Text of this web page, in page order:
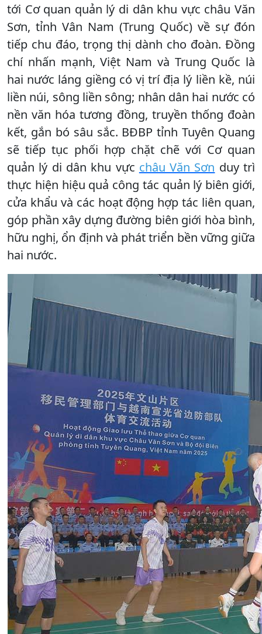
tới Cơ quan quản lý di dân khu vực châu Văn
Sơn, tỉnh Vân Nam (Trung Quốc) về sự đón
tiếp chu đáo, trọng thị dành cho đoàn. Đồng
chí nhấn mạnh, Việt Nam và Trung Quốc là
hai nước láng giềng có vị trí địa lý liền kề, núi
liền núi, sông liền sông; nhân dân hai nước có
nền văn hóa tương đồng, truyền thống đoàn
kết, gắn bó sâu sắc. BĐBP tỉnh Tuyên Quang
sẽ tiếp tục phối hợp chặt chẽ với Cơ quan
quản lý di dân khu vực châu Văn Sơn duy trì
thực hiện hiệu quả công tác quản lý biên giới,
cửa khẩu và các hoạt động hợp tác liên quan,
góp phần xây dựng đường biên giới hòa bình,
hữu nghị, ổn định và phát triển bền vững giữa
hai nước.